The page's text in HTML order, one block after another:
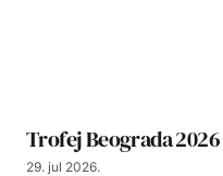
Trofej Beograda
29. jul 2026.